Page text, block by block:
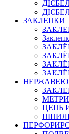
ЗАКЛЕПКИ
ЦЕПЬ